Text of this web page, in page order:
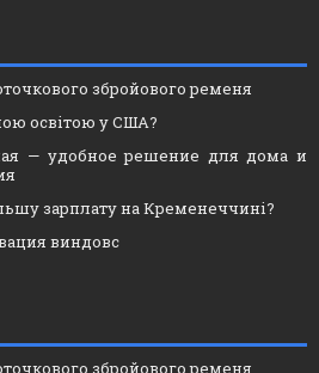
збройового ременя
освітою у США?
— удобное решение для дома и
зарплату на Кременеччині?
виндовс